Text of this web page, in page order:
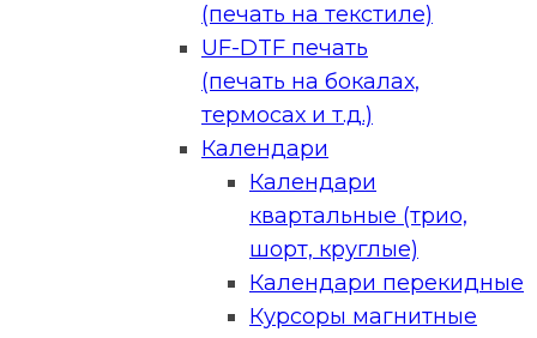
(печать на текстиле)
UF-DTF печать
(печать на бокалах,
термосах и т.д.)
Календари
Календари
квартальные (трио,
шорт, круглые)
Календари перекидные
Курсоры магнитные